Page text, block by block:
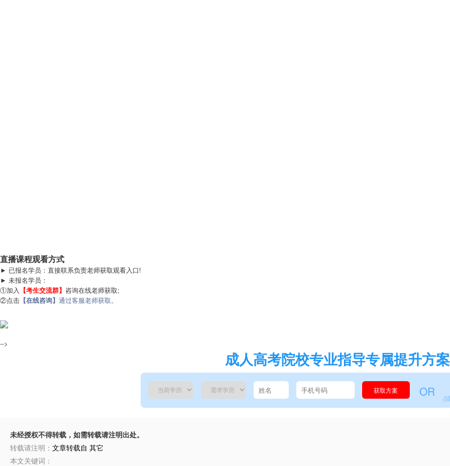
直播课程观看方式
► 已报名学员：直接联系负责老师获取观看入口!
► 未报名学员：
①加入 【考生交流群】 咨询在线老师获取;
②点击 【在线咨询】 通过客服老师获取。
-->
成人高考院校专业指导专属提升方案
获取方案 OR 点
未经授权不得转载，如需转载请注明出处。
转载请注明： 文章转载自 其它
本文关键词：